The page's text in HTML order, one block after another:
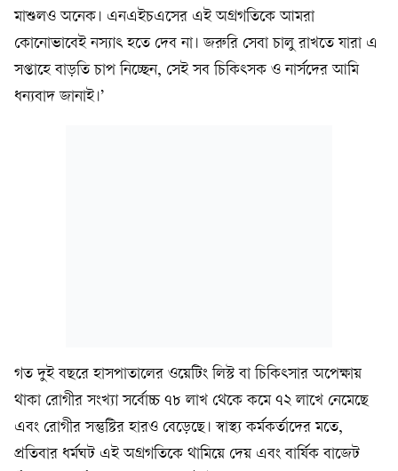
মাশুলও অনেক। এনএইচএসের এই অগ্রগতিকে আমরা
কোনোভাবেই নস্যাৎ হতে দেব না। জরুরি সেবা চালু রাখতে যারা এ
সপ্তাহে বাড়তি চাপ নিচ্ছেন, সেই সব চিকিৎসক ও নার্সদের আমি
ধন্যবাদ জানাই।’
গত দুই বছরে হাসপাতালের ওয়েটিং লিস্ট বা চিকিৎসার অপেক্ষায়
থাকা রোগীর সংখ্যা সর্বোচ্চ ৭৮ লাখ থেকে কমে ৭২ লাখে নেমেছে
এবং রোগীর সন্তুষ্টির হারও বেড়েছে। স্বাস্থ্য কর্মকর্তাদের মতে,
প্রতিবার ধর্মঘট এই অগ্রগতিকে থামিয়ে দেয় এবং বার্ষিক বাজেট